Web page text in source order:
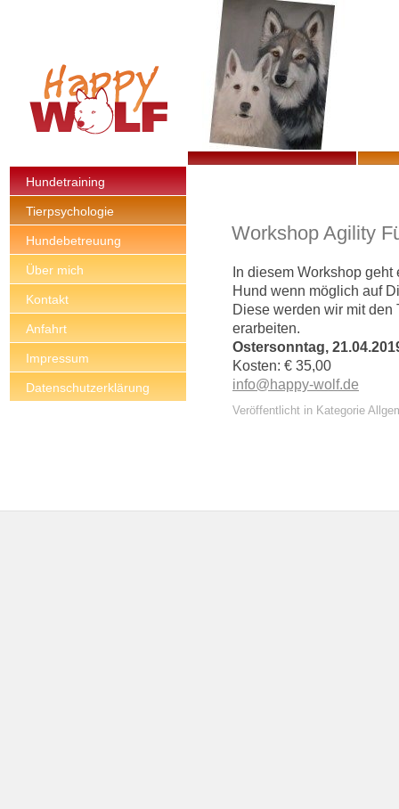
Hundetraining
Tierpsychologie
Hundebetreuung
Über mich
Kontakt
Anfahrt
Impressum
Datenschutzerklärung
Workshop Agility
In diesem Workshop
Hund wenn möglich auf
Diese werden wir mit den
erarbeiten.
Ostersonntag,
Kosten: € 35,00
info@happy-wolf.de
Veröffentlicht in Kategorie